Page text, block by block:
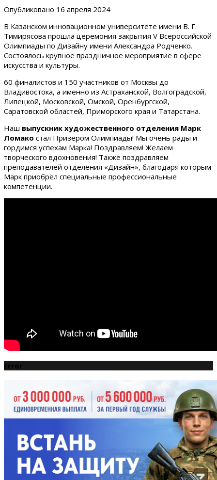
Опубликовано 16 апреля 2024
В Казанском инновационном университете имени В. Г.
Тимирясова прошла церемония закрытия V Всероссийской
Олимпиады по Дизайну имени Александра Родченко.
Состоялось крупное праздничное мероприятие в сфере
искусства и культуры.
60 финалистов и 150 участников от Москвы до
Владивостока, а именно из Астраханской, Волгоградской,
Липецкой, Московской, Омской, Оренбургской,
Саратовской областей, Приморского края и Татарстана.
Наш выпускник художественного отделения Марк
Ломако стал Призёром Олимпиады! Мы очень рады и
гордимся успехам Марка! Поздравляем! Желаем
творческого вдохновения! Также поздравляем
преподавателей отделения «Дизайн», благодаря которым
Марк приобрёл специальные профессиональные
компетенции.
Error